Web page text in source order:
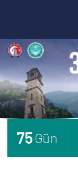
75days